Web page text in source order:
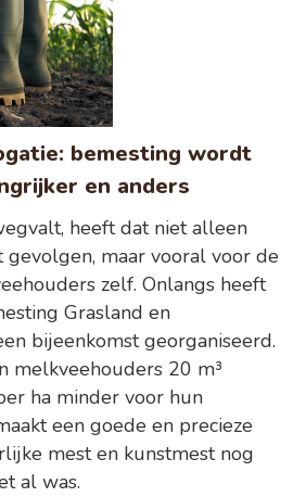
bemesting wordt
en anders
heeft dat niet alleen
maar vooral voor de
zelf. Onlangs heeft
Grasland en
bijeenkomst georganiseerd.
melkveehouders 20 m³
ha minder voor hun
een goede en precieze
mest en kunstmest nog
al was.